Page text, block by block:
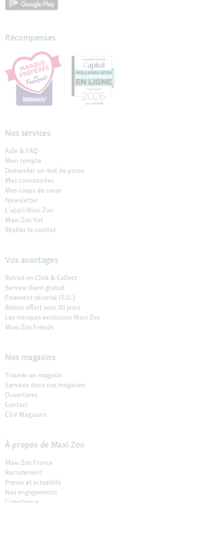
Récompenses
Nos services
Aide & FAQ
Mon compte
Demander un mot de passe
Mes commandes
Mes coups de coeur
Newsletter
L'appli Maxi Zoo
Maxi Zoo Vet
Résilier le contrat
Vos avantages
Retrait en Click & Collect
Service client gratuit
Paiement sécurisé (SSL)
Retour offert sous 30 jours
Les marques exclusives Maxi Zoo
Maxi Zoo friends
Nos magasins
Trouver un magasin
Services dans nos magasins
Ouvertures
Contact
CGV Magasins
À propos de Maxi Zoo
Maxi Zoo France
Recrutement
Presse et actualités
Nos engagements
Compliance